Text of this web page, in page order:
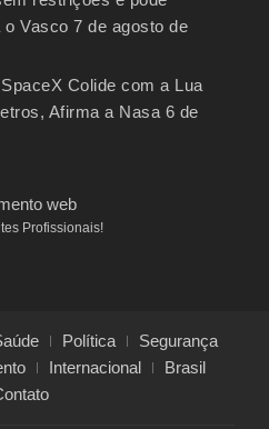
o Vasco 7 de agosto de
Colide com a Lua
Afirma a Nasa 6 de
Profissionais!
Política
Segurança
Internacional
Brasil